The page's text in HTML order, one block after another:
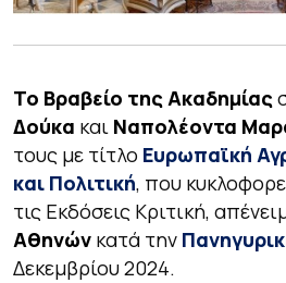
To Βραβείο της Ακαδημίας
Δούκα και Ναπολέοντα
τους με τίτλο Ευρωπαϊκή
και Πολιτική, που
τις Εκδόσεις Κριτική,
Αθηνών κατά την
Δεκεμβρίου 2024.